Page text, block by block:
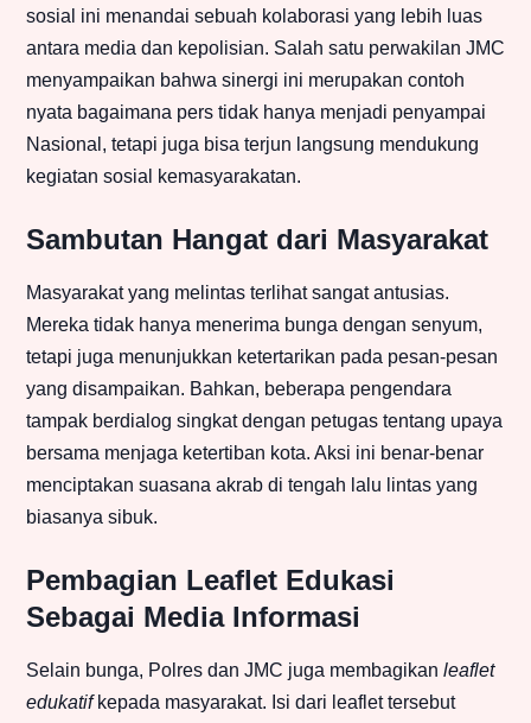
sosial ini menandai sebuah kolaborasi yang lebih luas
antara media dan kepolisian. Salah satu perwakilan JMC
menyampaikan bahwa sinergi ini merupakan contoh
nyata bagaimana pers tidak hanya menjadi penyampai
Nasional, tetapi juga bisa terjun langsung mendukung
kegiatan sosial kemasyarakatan.
Sambutan Hangat dari Masyarakat
Masyarakat yang melintas terlihat sangat antusias.
Mereka tidak hanya menerima bunga dengan senyum,
tetapi juga menunjukkan ketertarikan pada pesan-pesan
yang disampaikan. Bahkan, beberapa pengendara
tampak berdialog singkat dengan petugas tentang upaya
bersama menjaga ketertiban kota. Aksi ini benar-benar
menciptakan suasana akrab di tengah lalu lintas yang
biasanya sibuk.
Pembagian Leaflet Edukasi
Sebagai Media Informasi
Selain bunga, Polres dan JMC juga membagikan leaflet
edukatifkepada masyarakat. Isi dari leaflet tersebut